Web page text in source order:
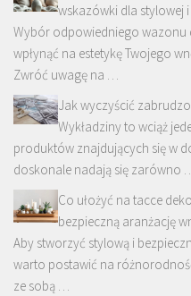
wskazówki dla stylowej
Wybór odpowiedniego wazonu
wpłynąć na estetykę Twojego
Zwróć uwagę na …
Jak wyczyścić
Wykładziny to wciąż
produktów znajdujących się w
doskonale nadają się zarówno …
Co ułożyć na tacce
bezpieczną aranżację
Aby stworzyć stylową i
warto postawić na
ze sobą …